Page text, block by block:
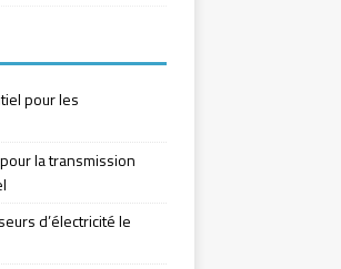
pour les
la transmission
d’électricité le